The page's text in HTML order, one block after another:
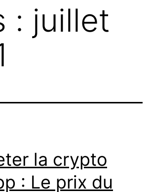
: juillet
la crypto
: Le prix du